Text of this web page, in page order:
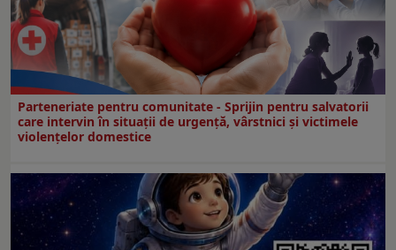
Parteneriate pentru comunitate - Sprijin pentru salvatorii
care intervin în situații de urgență, vârstnici și victimele
violențelor domestice